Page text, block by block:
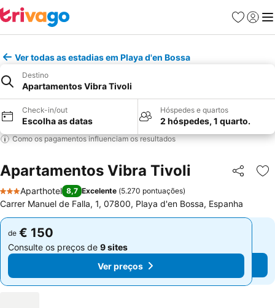
Favoritos
Iniciar
Ver todas as estadias em Playa d'en Bossa
Destino
Apartamentos Vibra Tivoli
Check-in/out
Escolha as datas
Hóspedes e quartos
2 hóspedes, 1 quarto.
Como os pagamentos influenciam os resultados
Apartamentos Vibra Tivoli Partilhar
3 Estrelas
Aparthotel 8,7 Excelente (5.270 pontuações)
Carrer Manuel de Falla, 1, 07800, Playa d'en Bossa, Espanha
de € 150
Consulte os preços de 9 sites
Ver preços
de € 150
Consulte os preços de 9 sites
Ver preços